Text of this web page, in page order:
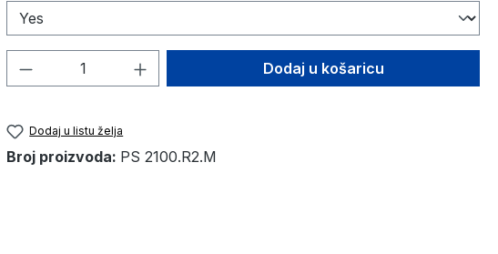
Količina proizvoda: Unesite željenu količinu ili
Dodaj u košaricu
Dodaj u listu želja
Broj proizvoda: PS 2100.R2.M